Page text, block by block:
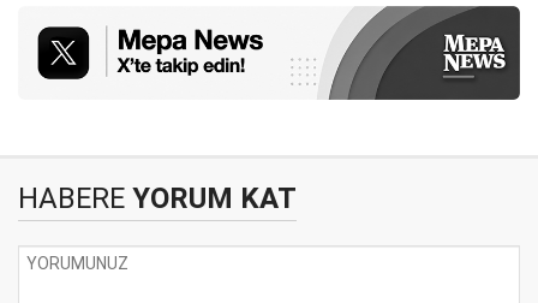
HABERE YORUM KAT